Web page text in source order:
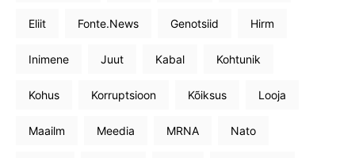
Eliit Fonte.News Genotsiid Hirm
Inimene Juut Kabal Kohtunik
Kohus Korruptsioon Kõiksus Looja
Maailm Meedia MRNA Nato